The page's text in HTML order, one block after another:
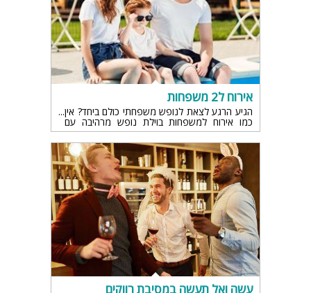
אירוח ל2 משפחות
הגיע הרגע לצאת לנופש משפחתי כולם ביחד? אין
כמו אירוח למשפחות בוילת נופש מרהיבה עם
אבזור מושלם ומתאים..
עשה ואל תעשה במסיבת רווקים